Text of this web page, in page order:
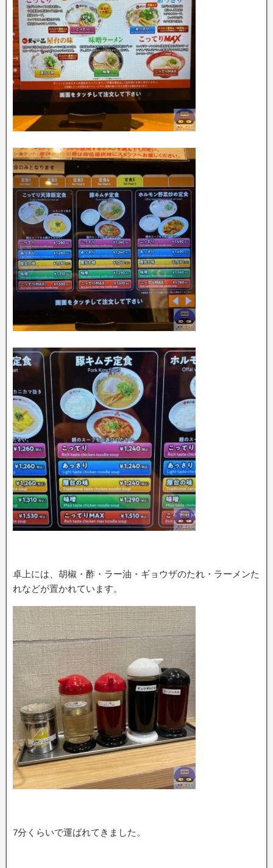
卓上には、胡椒・酢・ラー油・ギョウザのたれ・ラーメンた
れなどが置かれています。
7分くらいで運ばれてきました。